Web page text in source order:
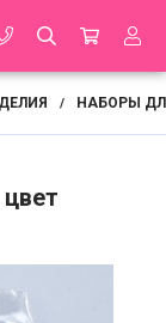
/ НАБОРЫ